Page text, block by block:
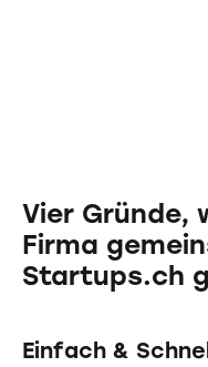
Vier Gründe,
Firma
Startups.ch
Einfach &